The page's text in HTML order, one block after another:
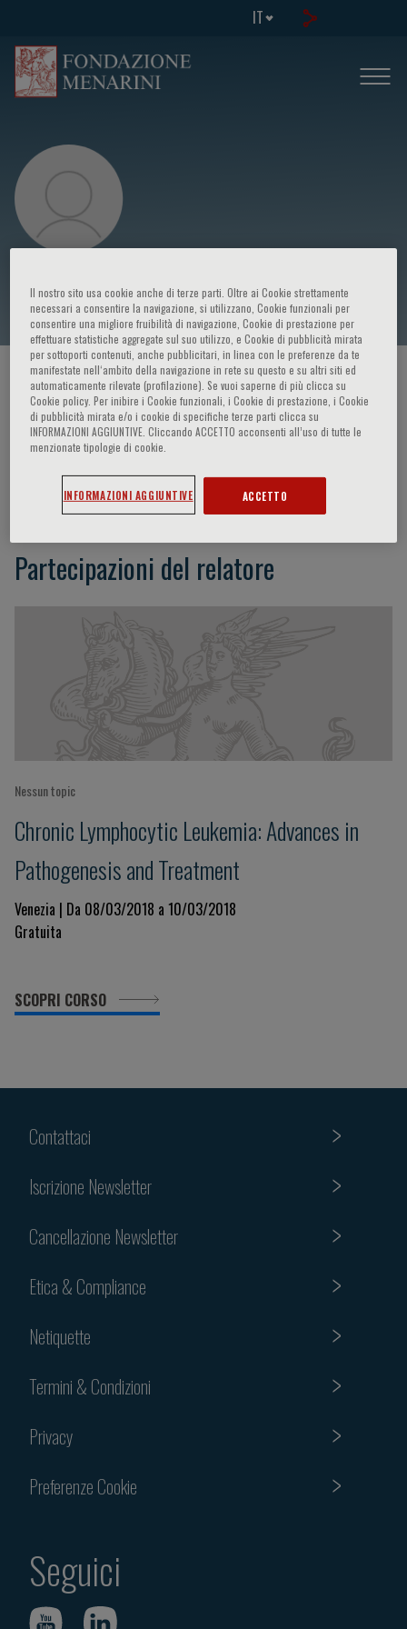
IT
Adrian Weistner
HOME PAGE / CORSI ED EVENTI / RELATORE
Adrian Weistner
Partecipazioni del relatore
Nessun topic
Chronic Lymphocytic Leukemia: Advances in
Pathogenesis and Treatment
Venezia | Da 08/03/2018 a 10/03/2018
Gratuita
SCOPRI CORSO
Contattaci
Iscrizione Newsletter
Cancellazione Newsletter
Etica & Compliance
Netiquette
Termini & Condizioni
Privacy
Preferenze Cookie
Seguici
Il nostro sito usa cookie anche di terze parti. Oltre ai Cookie strettamente
necessari a consentire la navigazione, si utilizzano, Cookie funzionali per
consentire una migliore fruibilità di navigazione, Cookie di prestazione per
effettuare statistiche aggregate sul suo utilizzo, e Cookie di pubblicità mirata
per sottoporti contenuti, anche pubblicitari, in linea con le preferenze da te
manifestate nell‘ambito della navigazione in rete su questo e su altri siti ed
automaticamente rilevate (profilazione). Se vuoi saperne di più clicca su
Cookie policy. Per inibire i Cookie funzionali, i Cookie di prestazione, i Cookie
di pubblicità mirata e/o i cookie di specifiche terze parti clicca su
INFORMAZIONI AGGIUNTIVE. Cliccando ACCETTO acconsenti all’uso di tutte le
menzionate tipologie di cookie.
INFORMAZIONI AGGIUNTIVE ACCETTO